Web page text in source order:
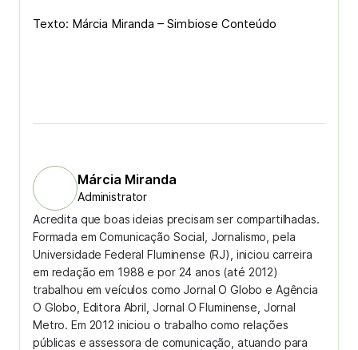
Texto: Márcia Miranda – Simbiose Conteúdo
Márcia Miranda
Administrator
Acredita que boas ideias precisam ser compartilhadas.
Formada em Comunicação Social, Jornalismo, pela
Universidade Federal Fluminense (RJ), iniciou carreira
em redação em 1988 e por 24 anos (até 2012)
trabalhou em veículos como Jornal O Globo e Agência
O Globo, Editora Abril, Jornal O Fluminense, Jornal
Metro. Em 2012 iniciou o trabalho como relações
públicas e assessora de comunicação, atuando para